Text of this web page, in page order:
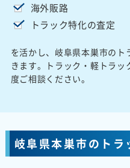
海外販路
トラック特化の査定
を活かし、岐阜県本巣市の
きます。トラック・軽トラ
度ご相談ください。
岐阜県本巣市のト